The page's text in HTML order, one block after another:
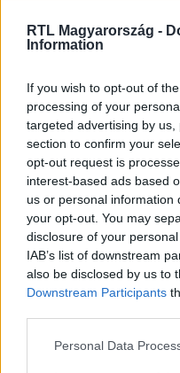
RTL Magyarország -
Information
If you wish to opt-out of
processing of your
targeted advertising by
section to confirm your
opt-out request is
interest-based ads based
us or personal information
your opt-out. You may
disclosure of your
IAB’s list of downstream
also be disclosed by us to
Downstream Participants
Please note that this
Personal Data
Kövess minket, és
Facebookon is!